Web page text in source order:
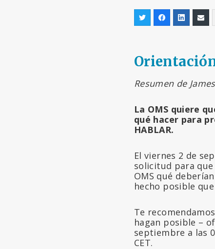
Resumen de
La OMS quiere
qué hacer para
HABLAR.
El viernes 2 de
solicitud para
OMS qué
hecho posible
Te
hagan posible –
septiembre a las
CET.